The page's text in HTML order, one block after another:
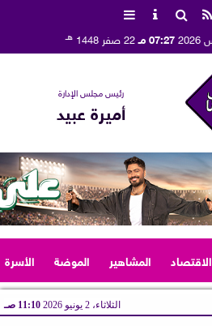
07:27 مـ 22 صفر 1448 هـ
رئيس مجلس الإدارة
أميرة عبيد
الاقتصاد المشاهير الموضة الأسرة
الثلاثاء، 2 يونيو 2026 11:10 صـ